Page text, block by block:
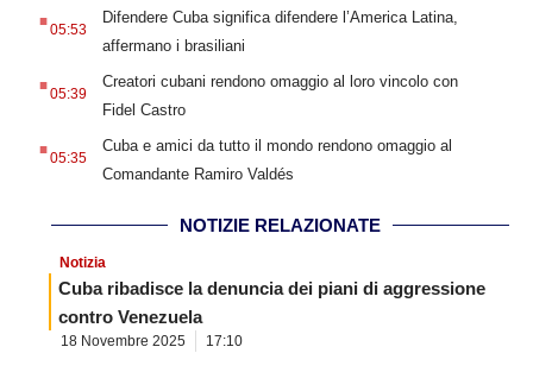
05:53
Difendere Cuba significa difendere l’America Latina,
affermano i brasiliani
.05:39
Creatori cubani rendono omaggio al loro vincolo con
Fidel Castro
.05:35
Cuba e amici da tutto il mondo rendono omaggio al
Comandante Ramiro Valdés
NOTIZIE RELAZIONATE
Notizia
Cuba ribadisce la denuncia dei piani di aggressione
contro Venezuela
18 Novembre 2025 17:10